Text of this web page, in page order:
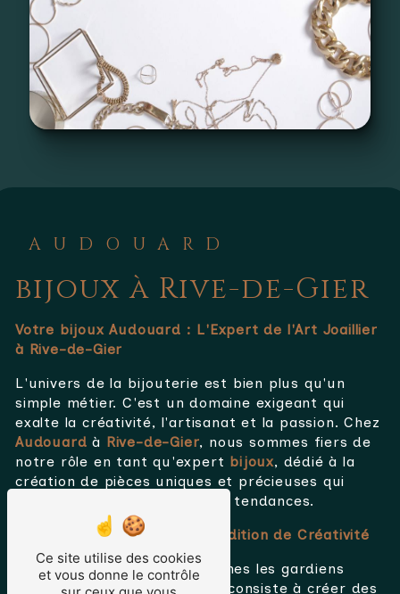
AUDOUARD
bijoux à Rive-de-Gier
Votre bijoux Audouard : L'Expert de l'Art Joaillier
à Rive-de-Gier
L'univers de la bijouterie est bien plus qu'un
simple métier. C'est un domaine exigeant qui
exalte la créativité, l'artisanat et la passion. Chez
Audouard à Rive-de-Gier, nous sommes fiers de
notre rôle en tant qu'expert bijoux, dédié à la
création de pièces uniques et précieuses qui
transcendent le temps et les tendances.
L'Artisanat Joaillier : Une Tradition de Créativité
En tant qu'bijoux, nous sommes les gardiens
d'une tradition séculaire qui consiste à créer des
Ce site utilise des cookies
et vous donne le contrôle